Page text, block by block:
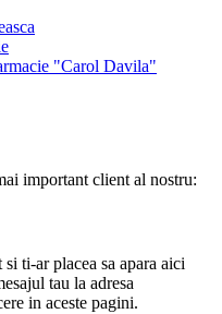
"Carol Davila"
important client al nostru:
ti-ar placea sa apara aici
tau la adresa
in aceste pagini.